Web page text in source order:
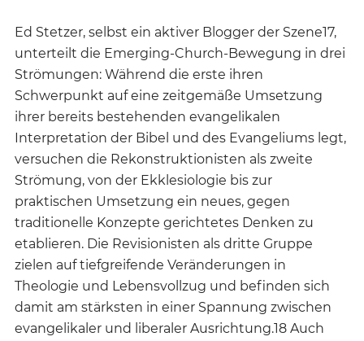
Ed Stetzer, selbst ein aktiver Blogger der Szene17,
unterteilt die Emerging-Church-Bewegung in drei
Strömungen: Während die erste ihren
Schwerpunkt auf eine zeitgemäße Umsetzung
ihrer bereits bestehenden evangelikalen
Interpretation der Bibel und des Evangeliums legt,
versuchen die Rekonstruktionisten als zweite
Strömung, von der Ekklesiologie bis zur
praktischen Umsetzung ein neues, gegen
traditionelle Konzepte gerichtetes Denken zu
etablieren. Die Revisionisten als dritte Gruppe
zielen auf tiefgreifende Veränderungen in
Theologie und Lebensvollzug und befinden sich
damit am stärksten in einer Spannung zwischen
evangelikaler und liberaler Ausrichtung.18 Auch